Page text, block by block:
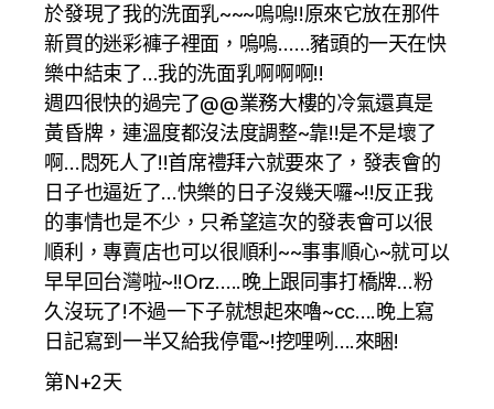
於發現了我的洗面乳~~~嗚嗚!!原來它放在那件
新買的迷彩褲子裡面，嗚嗚……豬頭的一天在快
樂中結束了…我的洗面乳啊啊啊!!
週四很快的過完了@@業務大樓的冷氣還真是
黃昏牌，連溫度都沒法度調整~靠!!是不是壞了
啊…悶死人了!!首席禮拜六就要來了，發表會的
日子也逼近了…快樂的日子沒幾天囉~!!反正我
的事情也是不少，只希望這次的發表會可以很
順利，專賣店也可以很順利~~事事順心~就可以
早早回台灣啦~!!Orz…..晚上跟同事打橋牌…粉
久沒玩了!不過一下子就想起來嚕~cc….晚上寫
日記寫到一半又給我停電~!挖哩咧….來睏!
第N+2天